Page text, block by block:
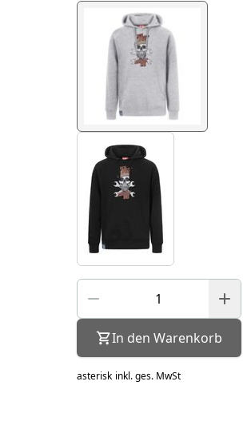
In den Warenkorb
asterisk inkl. ges. MwSt